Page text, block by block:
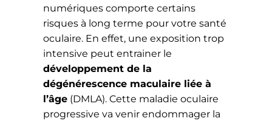
numériques comporte certains
risques à long terme pour votre santé
oculaire. En effet, une exposition trop
intensive peut entrainer le
développement de la
dégénérescence maculaire liée à
l’âge (DMLA). Cette maladie oculaire
progressive va venir endommager la